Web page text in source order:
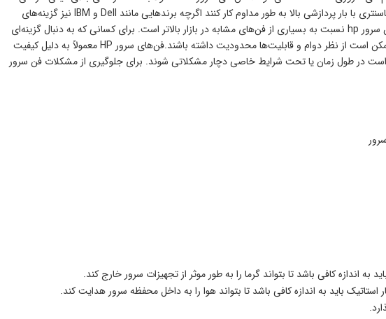
می‌شوند . این فن‌ها به گونه‌ای طراحی شده‌اند که بتوانند در محیط‌های سنگین دیتاسنتری با بار پردازشی بالا به طور مداوم کار کنند اگرچه برندهایی مانند Dell و IBM نیز گزینه‌های
مشابهی ارائه می‌دهند، HP همچنان در بسیاری از جنبه‌ها پیشرو است. طول عمر فن سرور hp نسبت به بسیاری از فن‌های مشابه در بازار بالاتر است. برای کسانی که به دنبال گزینه‌ای
اقتصادی‌تر هستند، برندهایی مانند Supermicro مناسب باشند، اما این گزینه‌ها ممکن است از نظر دوام و قابلیت‌ها محدودیت داشته باشند.فن‌های سرور HP معمولاً به دلیل کیفیت
است در طول زمان یا تحت شرایط خاصی دچار مشکلاتی شوند. برای جلوگیری از مشکلات فن سرور
اندازه کافی باشد تا بتواند گرما را به طور موثر از تجهیزات سرور خارج کند.
باید به اندازه کافی باشد تا بتواند هوا را به داخل محفظه سرور هدایت کند.